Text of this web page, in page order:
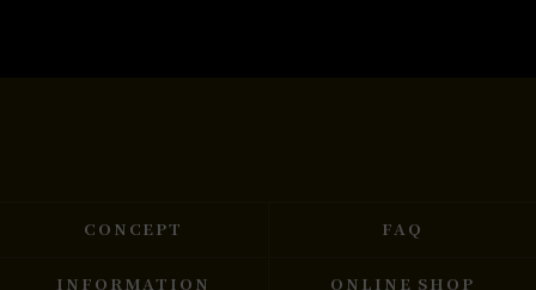
CONCEPT FAQ
INFORMATION ONLINE SHOP